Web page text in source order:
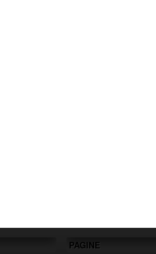
PAGINE